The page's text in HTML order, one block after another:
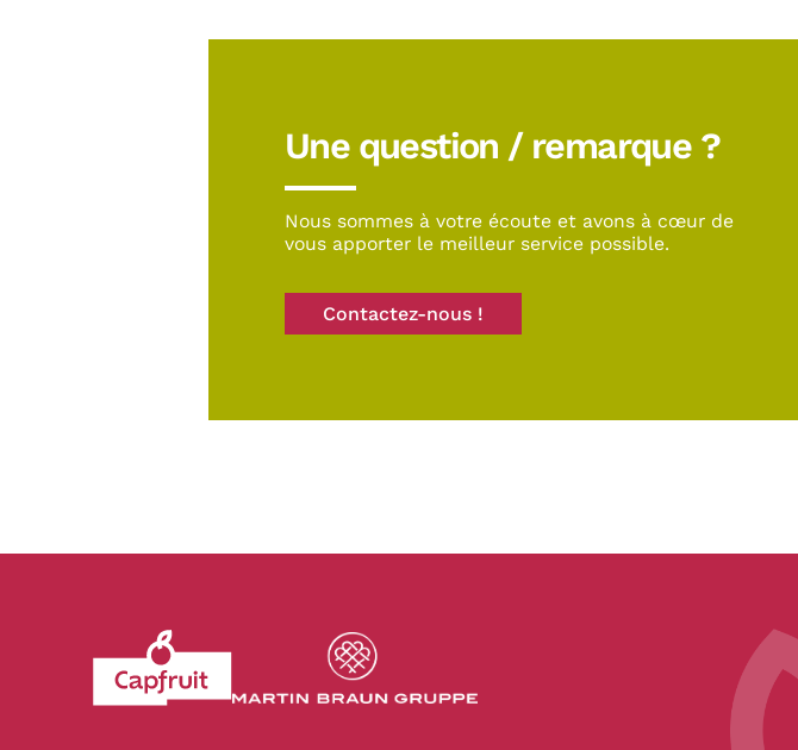
Une question / remarque ?
Nous sommes à votre écoute et avons à cœur de
vous apporter le meilleur service possible.
Contactez-nous !
Revenir à l'accueil du site CapFruit.com
Voir le site du groupe